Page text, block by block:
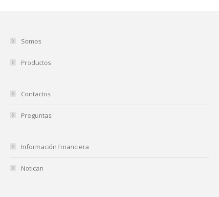
Somos
Productos
Contactos
Preguntas
Información Financiera
Notican